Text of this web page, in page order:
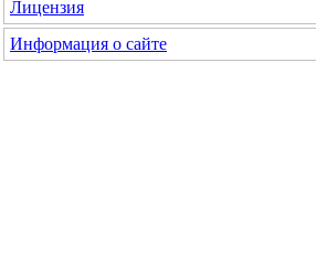
Лицензия
Информация о сайте